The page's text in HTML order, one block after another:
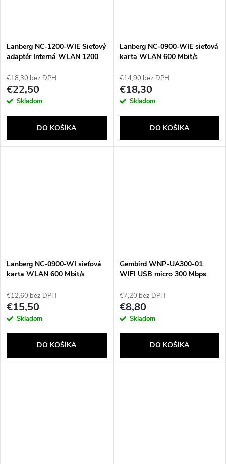
Lanberg NC-1200-WIE Sieťový
adaptér Interná WLAN 1200
€18,30 bez DPH
€22,50
Skladom
DO KOŠÍKA
Lanberg NC-0900-WIE sieťová
karta WLAN 600 Mbit/s
€14,90 bez DPH
€18,30
Skladom
DO KOŠÍKA
Lanberg NC-0900-WI sieťová
karta WLAN 600 Mbit/s
€12,60 bez DPH
€15,50
Skladom
DO KOŠÍKA
Gembird WNP-UA300-01
WIFI USB micro 300 Mbps
€7,20 bez DPH
€8,80
Skladom
DO KOŠÍKA